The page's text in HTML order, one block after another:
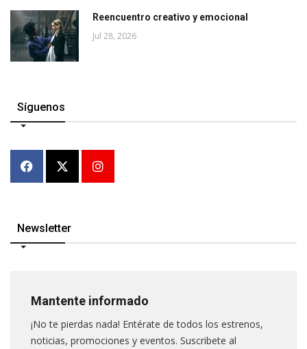
Reencuentro creativo y emocional
Jul 28, 2026
Síguenos
Newsletter
Mantente informado
¡No te pierdas nada! Entérate de todos los estrenos,
noticias, promociones y eventos. Suscribete al